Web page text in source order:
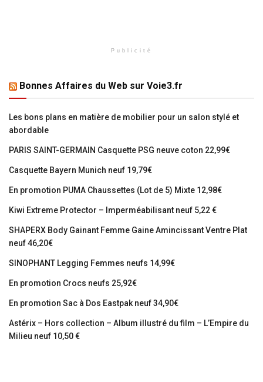
Publicité
Bonnes Affaires du Web sur Voie3.fr
Les bons plans en matière de mobilier pour un salon stylé et
abordable
PARIS SAINT-GERMAIN Casquette PSG neuve coton 22,99€
Casquette Bayern Munich neuf 19,79€
En promotion PUMA Chaussettes (Lot de 5) Mixte 12,98€
Kiwi Extreme Protector – Imperméabilisant neuf 5,22 €
SHAPERX Body Gainant Femme Gaine Amincissant Ventre Plat
neuf 46,20€
SINOPHANT Legging Femmes neufs 14,99€
En promotion Crocs neufs 25,92€
En promotion Sac à Dos Eastpak neuf 34,90€
Astérix – Hors collection – Album illustré du film – L’Empire du
Milieu neuf 10,50 €